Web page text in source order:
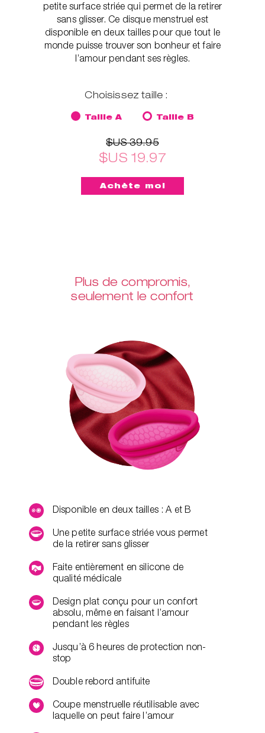
petite surface striée qui permet de la retirer
sans glisser. Ce disque menstruel est
disponible en deux tailles pour que tout le
monde puisse trouver son bonheur et faire
l’amour pendant ses règles.
Choisissez taille :
Taille A Taille B
$US 39.95
$US 19.97
Plus de compromis,
seulement le confort
Disponible en deux tailles : A et B
Une petite surface striée vous permet
de la retirer sans glisser
Faite entièrement en silicone de
qualité médicale
Design plat conçu pour un confort
absolu, même en faisant l’amour
pendant les règles
Jusqu’à 6 heures de protection non-
stop
Double rebord antifuite
Coupe menstruelle réutilisable avec
laquelle on peut faire l’amour